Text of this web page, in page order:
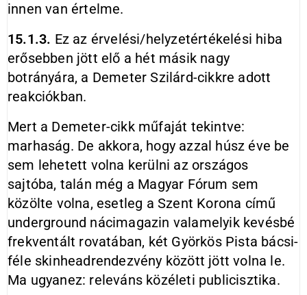
innen van értelme.
15.1.3. Ez az érvelési/helyzetértékelési hiba
erősebben jött elő a hét másik nagy
botrányára, a Demeter Szilárd-cikkre adott
reakciókban.
Mert a Demeter-cikk műfaját tekintve:
marhaság. De akkora, hogy azzal húsz éve be
sem lehetett volna kerülni az országos
sajtóba, talán még a Magyar Fórum sem
közölte volna, esetleg a Szent Korona című
underground nácimagazin valamelyik kevésbé
frekventált rovatában, két Györkös Pista bácsi-
féle skinheadrendezvény között jött volna le.
Ma ugyanez: releváns közéleti publicisztika.